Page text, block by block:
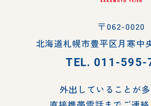
〒062-0020
北海道札幌市豊平区月寒中
TEL. 011-595-
外出していることが多